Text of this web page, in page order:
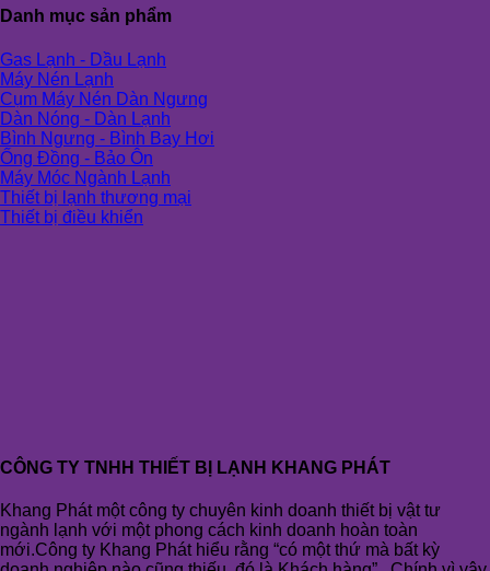
Danh mục sản phẩm
Gas Lạnh - Dầu Lạnh
Máy Nén Lạnh
Cụm Máy Nén Dàn Ngưng
Dàn Nóng - Dàn Lạnh
Bình Ngưng - Bình Bay Hơi
Ống Đồng - Bảo Ôn
Máy Móc Ngành Lạnh
Thiết bị lạnh thương mại
Thiết bị điều khiển
CÔNG TY TNHH THIẾT BỊ LẠNH KHANG PHÁT
Khang Phát một công ty chuyên kinh doanh thiết bị vật tư
ngành lạnh với một phong cách kinh doanh hoàn toàn
mới.Công ty Khang Phát hiểu rằng “có một thứ mà bất kỳ